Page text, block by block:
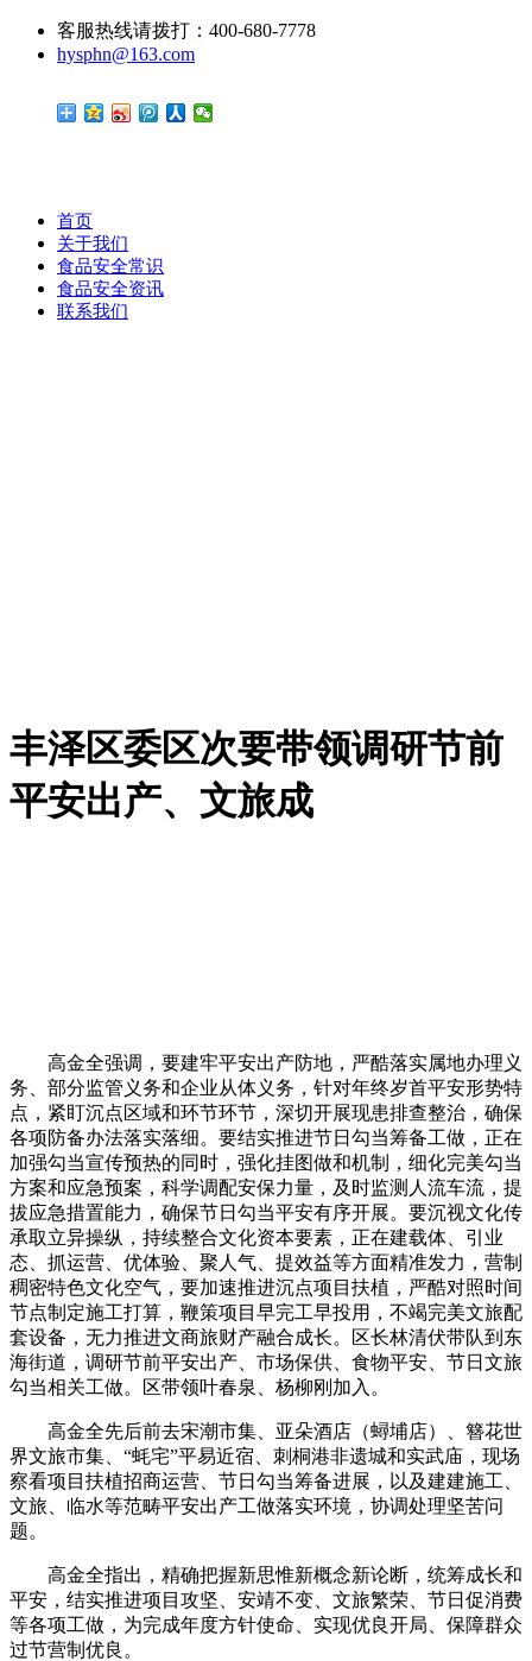
客服热线请拨打：400-680-7778
hysphn@163.com
首页
关于我们
食品安全常识
食品安全资讯
联系我们
丰泽区委区次要带领调研节前
平安出产、文旅成
高金全强调，要建牢平安出产防地，严酷落实属地办理义
务、部分监管义务和企业从体义务，针对年终岁首平安形势特
点，紧盯沉点区域和环节环节，深切开展现患排查整治，确保
各项防备办法落实落细。要结实推进节日勾当筹备工做，正在
加强勾当宣传预热的同时，强化挂图做和机制，细化完美勾当
方案和应急预案，科学调配安保力量，及时监测人流车流，提
拔应急措置能力，确保节日勾当平安有序开展。要沉视文化传
承取立异操纵，持续整合文化资本要素，正在建载体、引业
态、抓运营、优体验、聚人气、提效益等方面精准发力，营制
稠密特色文化空气，要加速推进沉点项目扶植，严酷对照时间
节点制定施工打算，鞭策项目早完工早投用，不竭完美文旅配
套设备，无力推进文商旅财产融合成长。区长林清伏带队到东
海街道，调研节前平安出产、市场保供、食物平安、节日文旅
勾当相关工做。区带领叶春泉、杨柳刚加入。
高金全先后前去宋潮市集、亚朵酒店（蟳埔店）、簪花世
界文旅市集、“蚝宅”平易近宿、刺桐港非遗城和实武庙，现场
察看项目扶植招商运营、节日勾当筹备进展，以及建建施工、
文旅、临水等范畴平安出产工做落实环境，协调处理坚苦问
题。
高金全指出，精确把握新思惟新概念新论断，统筹成长和
平安，结实推进项目攻坚、安靖不变、文旅繁荣、节日促消费
等各项工做，为完成年度方针使命、实现优良开局、保障群众
过节营制优良。